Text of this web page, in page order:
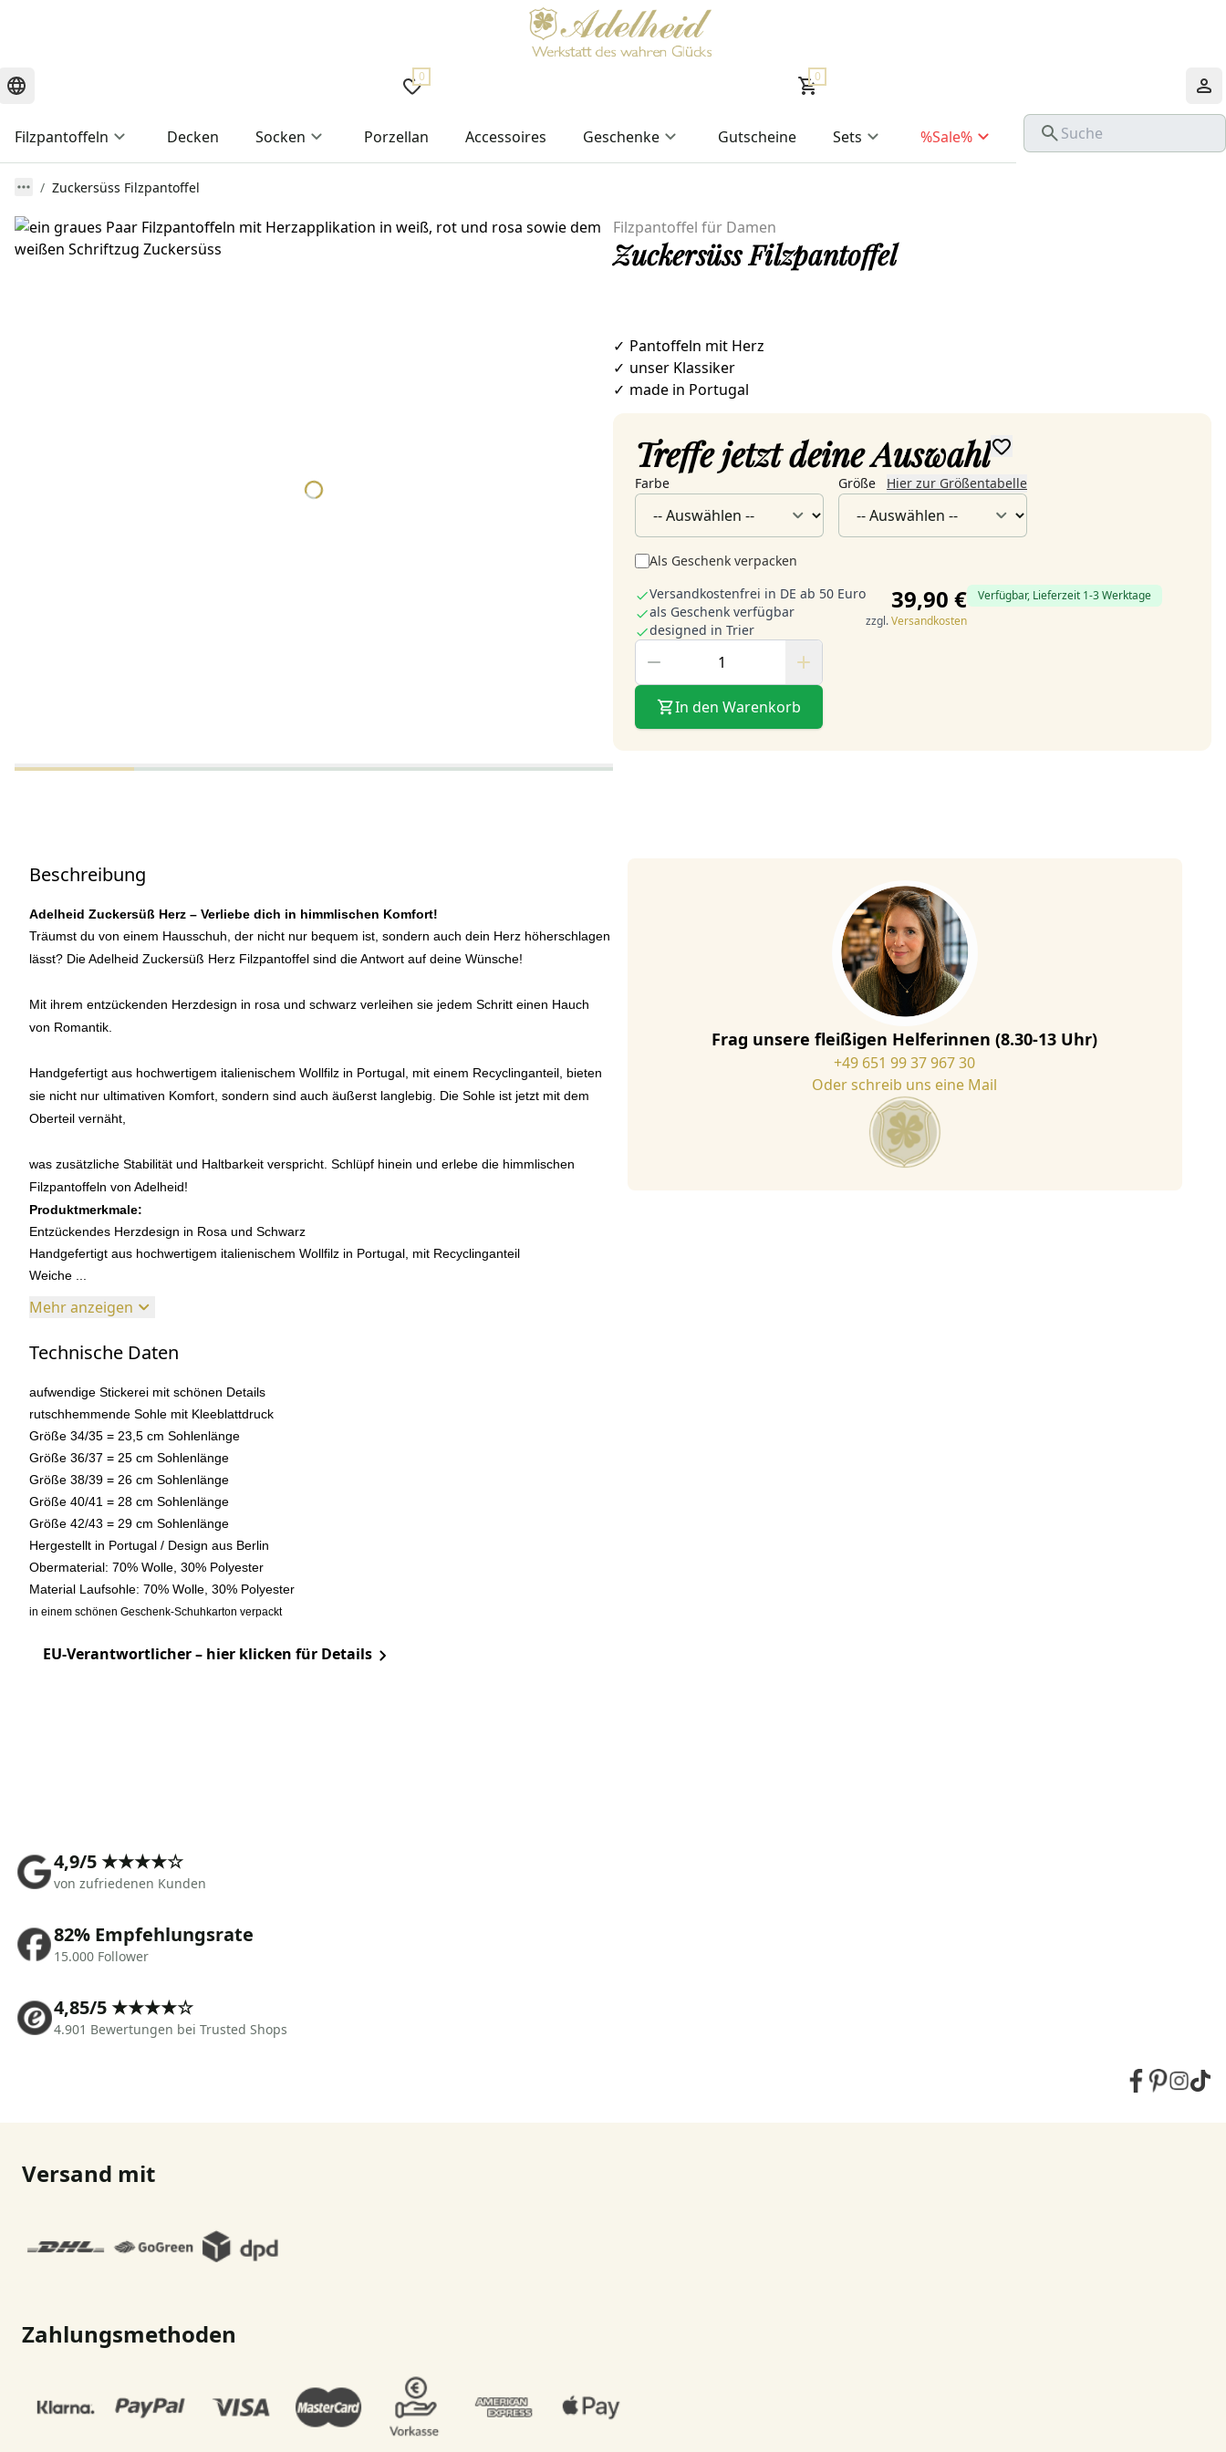
0 0
Filzpantoffeln Decken Socken Porzellan Accessoires Geschenke Gutscheine Sets %Sale%
Zuckersüss Filzpantoffel
Filzpantoffel für Damen
Zuckersüss Filzpantoffel
✓ Pantoffeln mit Herz
✓ unser Klassiker
✓ made in Portugal
Treffe jetzt deine Auswahl
Farbe Größe Hier zur Größentabelle
Als Geschenk verpacken
Versandkostenfrei in DE ab 50 Euro
als Geschenk verfügbar
designed in Trier
39,90 €
zzgl.Versandkosten
Verfügbar, Lieferzeit 1-3 Werktage
In den Warenkorb
Beschreibung
Adelheid Zuckersüß Herz – Verliebe dich in himmlischen Komfort!
Träumst du von einem Hausschuh, der nicht nur bequem ist, sondern auch dein Herz höherschlagen
lässt? Die Adelheid Zuckersüß Herz Filzpantoffel sind die Antwort auf deine Wünsche!
Mit ihrem entzückenden Herzdesign in rosa und schwarz verleihen sie jedem Schritt einen Hauch
von Romantik.
Handgefertigt aus hochwertigem italienischem Wollfilz in Portugal, mit einem Recyclinganteil, bieten
sie nicht nur ultimativen Komfort, sondern sind auch äußerst langlebig. Die Sohle ist jetzt mit dem
Oberteil vernäht,
was zusätzliche Stabilität und Haltbarkeit verspricht. Schlüpf hinein und erlebe die himmlischen
Filzpantoffeln von Adelheid!
Produktmerkmale:
Entzückendes Herzdesign in Rosa und Schwarz
Handgefertigt aus hochwertigem italienischem Wollfilz in Portugal, mit Recyclinganteil
Weiche ...
Mehr anzeigen
Technische Daten
aufwendige Stickerei mit schönen Details
rutschhemmende Sohle mit Kleeblattdruck
Größe 34/35 = 23,5 cm Sohlenlänge
Größe 36/37 = 25 cm Sohlenlänge
Größe 38/39 = 26 cm Sohlenlänge
Größe 40/41 = 28 cm Sohlenlänge
Größe 42/43 = 29 cm Sohlenlänge
Hergestellt in Portugal / Design aus Berlin
Obermaterial: 70% Wolle, 30% Polyester
Material Laufsohle: 70% Wolle, 30% Polyester
in einem schönen Geschenk-Schuhkarton verpackt
EU-Verantwortlicher – hier klicken für Details
Frag unsere fleißigen Helferinnen (8.30-13 Uhr)
+49 651 99 37 967 30
Oder schreib uns eine Mail
4,9/5 ★★★★☆
von zufriedenen Kunden
82% Empfehlungsrate
15.000 Follower
4,85/5 ★★★★☆
4.901 Bewertungen bei Trusted Shops
Versand mit
Zahlungsmethoden